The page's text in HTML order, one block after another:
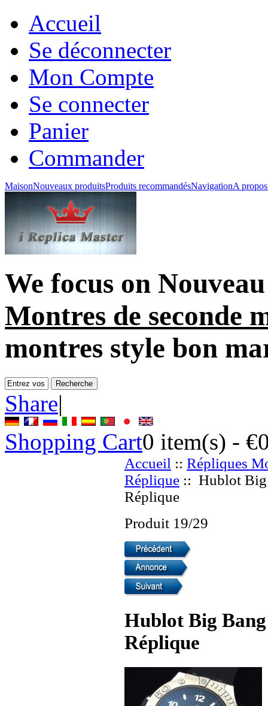
Accueil
Se déconnecter
Mon Compte
Se connecter
Panier
Commander
MaisonNouveaux produitsProduits recommandésNavigationA
We focus on
Montres de seconde
montres style bon
Share|
Shopping Cart0 item(s) -
Accueil :: Répliques
Réplique :: Hublot Big
Réplique
Produit 19/29
Hublot Big
Réplique